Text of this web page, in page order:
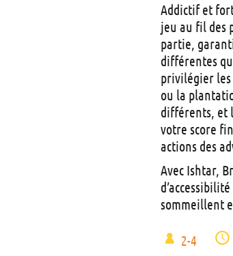
Addictif et
jeu au fil des
partie,
différentes
privilégier les
ou la
différents, et
votre score
actions des
Avec Ishtar,
sommeillent
2-4